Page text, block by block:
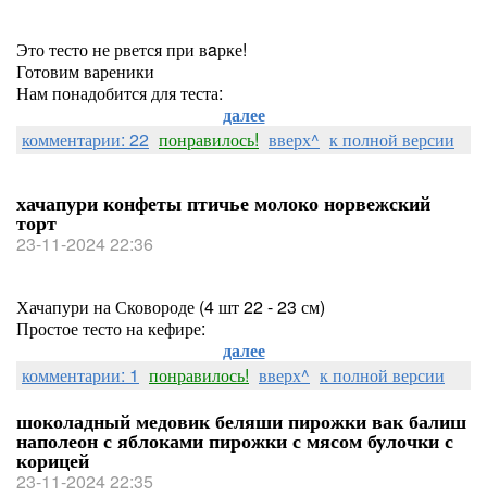
Это тесто не рвется при вaрке!
Готовим вареники
Нам понадобится для теста:
далее
комментарии: 22 понравилось! вверх^ к полной версии
хачапури конфеты птичье молоко норвежский
торт
23-11-2024 22:36
Хачапури на Сковороде (4 шт 22 - 23 см)
Простое тесто на кефире:
далее
комментарии: 1 понравилось! вверх^ к полной версии
шоколадный медовик беляши пирожки вак балиш
наполеон с яблоками пирожки с мясом булочки с
корицей
23-11-2024 22:35